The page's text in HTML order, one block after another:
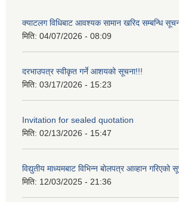
क्याटलग विधिबाट आवश्यक सामान खरिद सम्बन्धि
मिति: 04/07/2026 - 08:09
दरभाउपत्र स्वीकृत गर्ने आशयको सूचना!!!
मिति: 03/17/2026 - 15:23
Invitation for sealed quotation
मिति: 02/13/2026 - 15:47
विद्युतीय माध्यमबाट विभिन्न बोलपत्र आव्हान गरिएको
मिति: 12/03/2025 - 21:36